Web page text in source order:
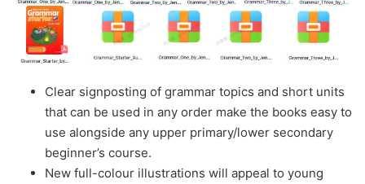
Clear signposting of grammar topics and short units
that can be used in any order make the books easy to
use alongside any upper primary/lower secondary
beginner’s course.
New full-colour illustrations will appeal to young